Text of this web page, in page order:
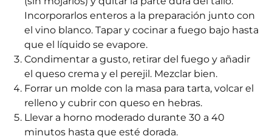
Incorporarlos enteros a la preparación junto con
el vino blanco. Tapar y cocinar a fuego bajo hasta
que el líquido se evapore.
Condimentar a gusto, retirar del fuego y añadir
el queso crema y el perejil. Mezclar bien.
Forrar un molde con la masa para tarta, volcar el
relleno y cubrir con queso en hebras.
Llevar a horno moderado durante 30 a 40
minutos hasta que esté dorada.